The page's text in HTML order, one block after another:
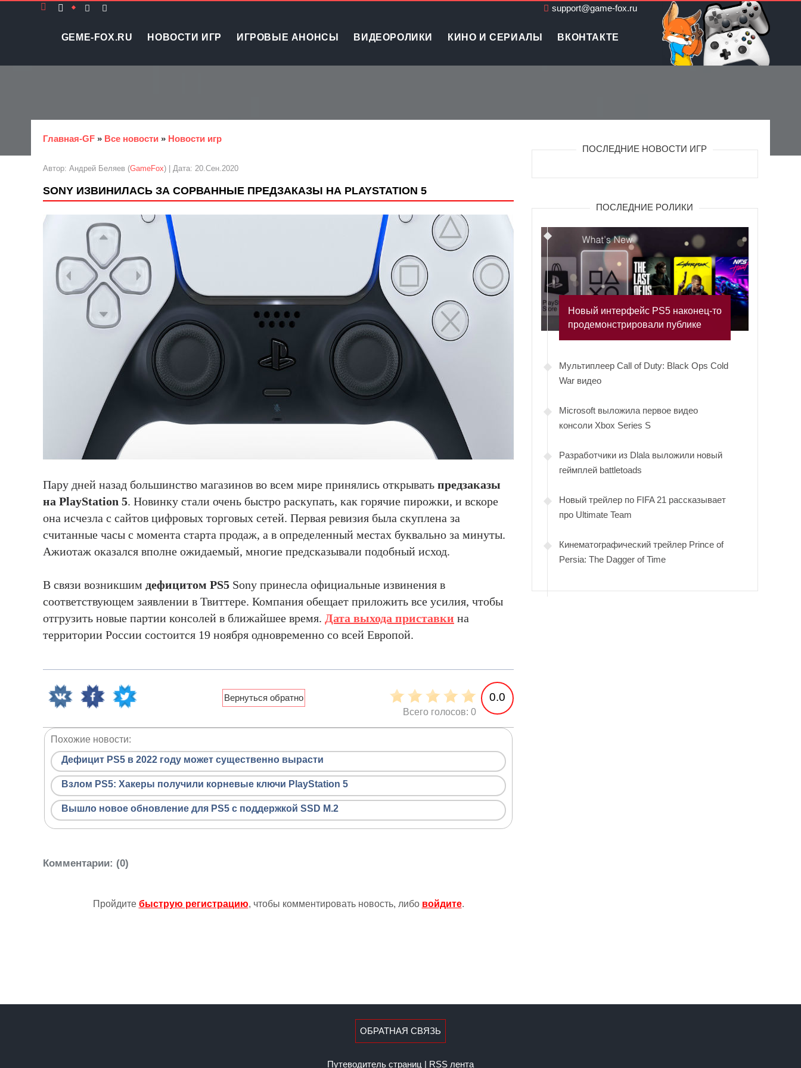
support@game-fox.ru
GEME-FOX.RU НОВОСТИ ИГР ИГРОВЫЕ АНОНСЫ ВИДЕОРОЛИКИ КИНО И СЕРИАЛЫ ВКОНТАКТЕ
Главная-GF » Все новости » Новости игр
Автор: Андрей Беляев (GameFox) | Дата: 20.Сен.2020
SONY ИЗВИНИЛАСЬ ЗА СОРВАННЫЕ ПРЕДЗАКАЗЫ НА PLAYSTATION 5
Пару дней назад большинство магазинов во всем мире принялись открывать предзаказы
на PlayStation 5. Новинку стали очень быстро раскупать, как горячие пирожки, и вскоре
она исчезла с сайтов цифровых торговых сетей. Первая ревизия была скуплена за
считанные часы с момента старта продаж, а в определенный местах буквально за минуты.
Ажиотаж оказался вполне ожидаемый, многие предсказывали подобный исход.
В связи возникшим дефицитом PS5 Sony принесла официальные извинения в
соответствующем заявлении в Твиттере. Компания обещает приложить все усилия, чтобы
отгрузить новые партии консолей в ближайшее время. Дата выхода приставки на
территории России состоится 19 ноября одновременно со всей Европой.
0.0
Всего голосов: 0
Похожие новости:
Дефицит PS5 в 2022 году может существенно вырасти
Взлом PS5: Хакеры получили корневые ключи PlayStation 5
Вышло новое обновление для PS5 с поддержкой SSD M.2
Комментарии: (0)
Пройдите быструю регистрацию, чтобы комментировать новость, либо войдите.
ПОСЛЕДНИЕ НОВОСТИ ИГР
ПОСЛЕДНИЕ РОЛИКИ
Новый интерфейс PS5 наконец-то
продемонстрировали публике
Мультиплеер Call of Duty: Black Ops Cold
War видео
Microsoft выложила первое видео
консоли Xbox Series S
Разработчики из Dlala выложили новый
геймплей battletoads
Новый трейлер по FIFA 21 рассказывает
про Ultimate Team
Кинематографический трейлер Prince of
Persia: The Dagger of Time
ОБРАТНАЯ СВЯЗЬ
Путеводитель страниц | RSS лента